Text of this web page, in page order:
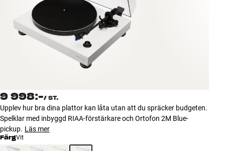
NYHETER
ERBJUDANDEN
Kundtjänst
Bygg med ljud
Företag
9 998:-/ ST.
Upplev hur bra dina plattor kan låta utan att du spräcker budgeten.
Spelklar med inbyggd RIAA-förstärkare och Ortofon 2M Blue-
pickup. Läs mer
FärgVit